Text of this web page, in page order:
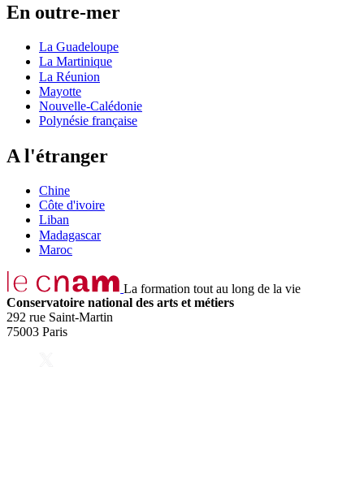
En outre-mer
La Guadeloupe
La Martinique
La Réunion
Mayotte
Nouvelle-Calédonie
Polynésie française
A l'étranger
Chine
Côte d'ivoire
Liban
Madagascar
Maroc
La formation tout au long de la vie
Conservatoire national des arts et métiers
292 rue Saint-Martin
75003 Paris